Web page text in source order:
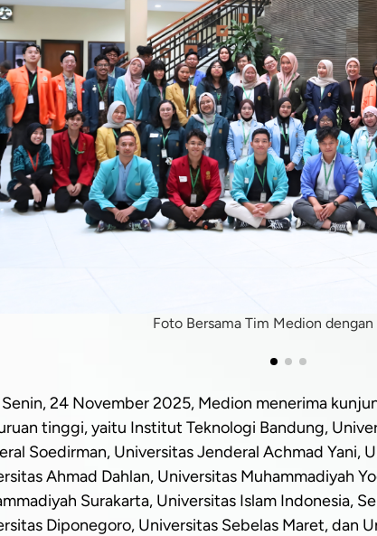
Foto Bersama Tim Medion dengan
Senin, 24 November 2025, Medion menerima
tinggi, yaitu Institut Teknologi Bandung,
Soedirman, Universitas Jenderal Achmad Yani,
Ahmad Dahlan, Universitas Muhammadiyah
Surakarta, Universitas Islam Indonesia,
Diponegoro, Universitas Sebelas Maret, dan